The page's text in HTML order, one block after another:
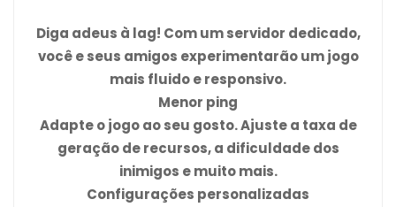
Diga adeus à lag! Com um servidor dedicado,
você e seus amigos experimentarão um jogo
mais fluido e responsivo.
Menor ping
Adapte o jogo ao seu gosto. Ajuste a taxa de
geração de recursos, a dificuldade dos
inimigos e muito mais.
Configurações personalizadas